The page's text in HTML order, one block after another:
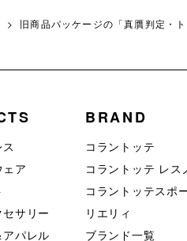
旧商品パッケージの「真贋判定・
ェア
サリー
パレル
BRAND
コラントッテ
コラントッテ レス
コラントッテスポ
リエリィ
ブランド一覧